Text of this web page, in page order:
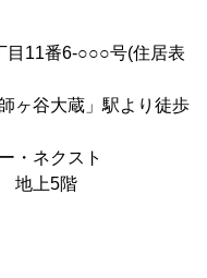
11番6-○○○号(住居表
谷大蔵」駅より徒歩
ネクスト
地上5階